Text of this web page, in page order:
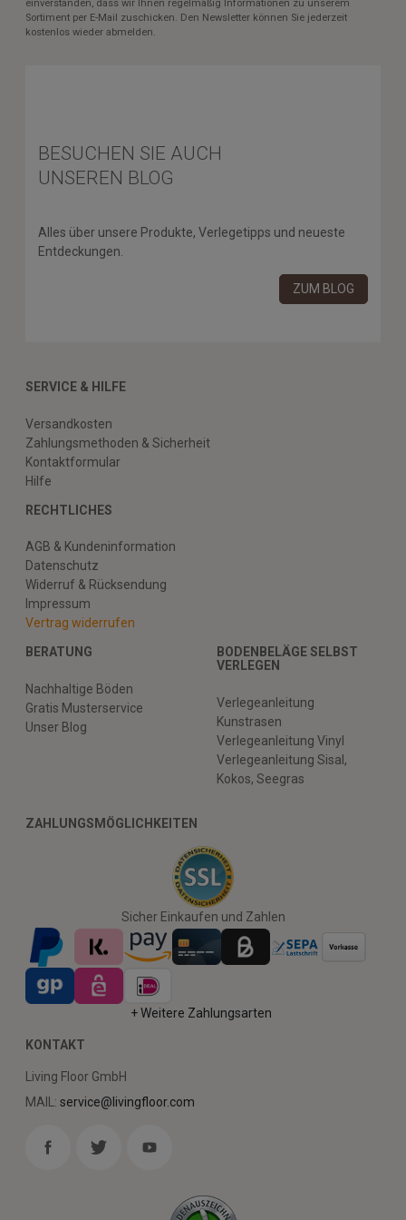
einverstanden, dass wir Ihnen regelmäßig Informationen zu unserem
Sortiment per E-Mail zuschicken. Den Newsletter können Sie jederzeit
kostenlos wieder abmelden.
BESUCHEN SIE AUCH
UNSEREN BLOG
Alles über unsere Produkte, Verlegetipps und neueste
Entdeckungen.
ZUM BLOG
SERVICE & HILFE
Versandkosten
Zahlungsmethoden & Sicherheit
Kontaktformular
Hilfe
RECHTLICHES
AGB & Kundeninformation
Datenschutz
Widerruf & Rücksendung
Impressum
Vertrag widerrufen
BERATUNG
Nachhaltige Böden
Gratis Musterservice
Unser Blog
BODENBELÄGE SELBST
VERLEGEN
Verlegeanleitung
Kunstrasen
Verlegeanleitung Vinyl
Verlegeanleitung Sisal,
Kokos, Seegras
ZAHLUNGSMÖGLICHKEITEN
Sicher Einkaufen und Zahlen
+ Weitere Zahlungsarten
KONTAKT
Living Floor GmbH
MAIL: service@livingfloor.com